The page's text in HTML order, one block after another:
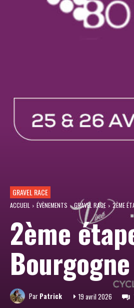
GRAVEL RACE
ACCUEIL ÉVÈNEMENTS GRAVEL RACE 2ÈME
2ème
Bourgogne
Par Patrick 19 avril 2026